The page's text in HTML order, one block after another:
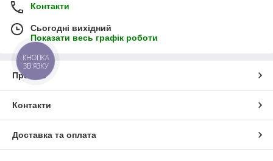
Контакти
Сьогодні вихідний
Показати весь графік роботи
Про нас
Контакти
Доставка та оплата
КНОПКА
ЗВ'ЯЗКУ